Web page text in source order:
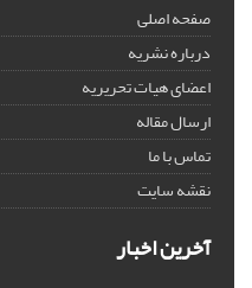
صفحه اصلی
درباره نشریه
اعضای هیات تحریریه
ارسال مقاله
تماس با ما
نقشه سایت
آخرین اخبار